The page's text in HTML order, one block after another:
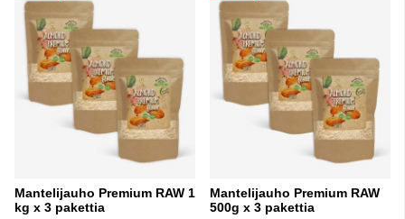
Mantelijauho Premium RAW 1
kg x 3 pakettia
Mantelijauho Premium RAW
500g x 3 pakettia